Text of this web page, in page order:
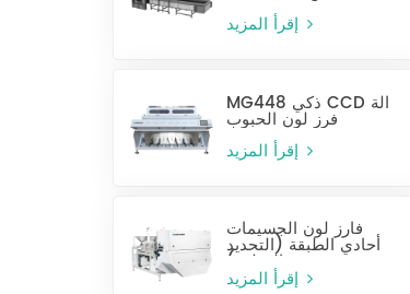
إقرأ المزيد
MG448 ذكي CCD آلة
فرز لون الحبوب
إقرأ المزيد
فارز لون الجسيمات
أحادي الطبقة (التحديد
الرطب)
إقرأ المزيد